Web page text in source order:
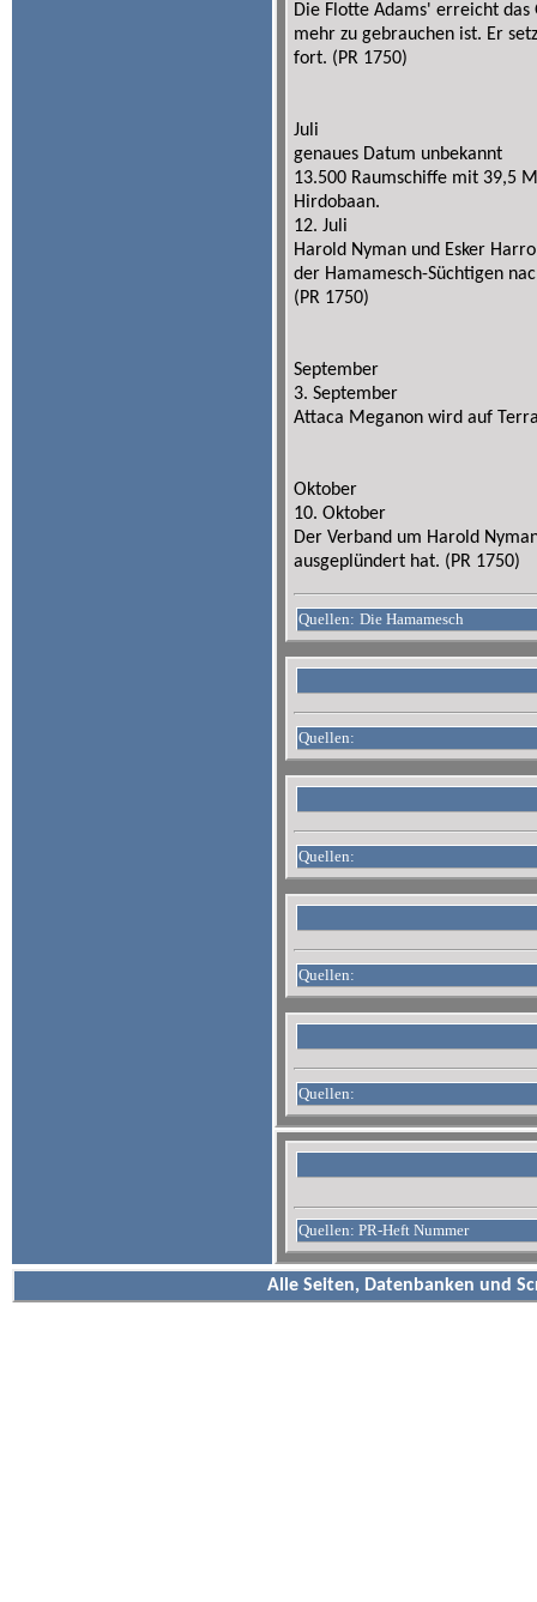
Die Flotte Adams' erreicht das
mehr zu gebrauchen ist. Er
fort. (PR 1750)
Juli
genaues Datum unbekannt
13.500 Raumschiffe mit 39,5
Hirdobaan.
12. Juli
Harold Nyman und Esker
der Hamamesch-Süchtigen
(PR 1750)
September
3. September
Attaca Meganon wird auf
Oktober
10. Oktober
Der Verband um Harold
ausgeplündert hat. (PR 1750)
Quellen: Die Hamamesch
Quellen:
Quellen:
Quellen:
Quellen:
Quellen: PR-Heft Nummer
Alle Seiten, Datenbanken und